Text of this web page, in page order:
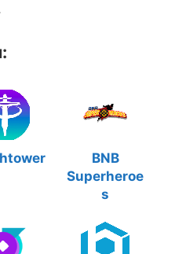
BNB
Superheroe
s